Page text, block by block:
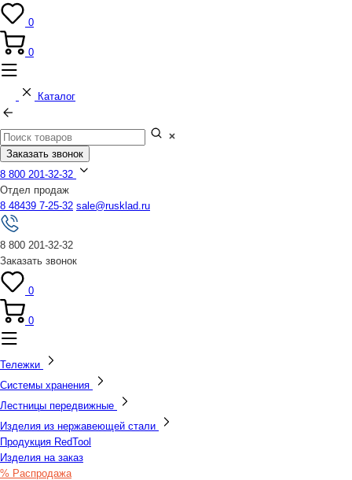
0
0
Каталог
Заказать звонок
8 800 201-32-32
Отдел продаж
8 48439 7-25-32 sale@rusklad.ru
8 800 201-32-32
Заказать звонок
0
0
Тележки
Системы хранения
Лестницы передвижные
Изделия из нержавеющей стали
Продукция RedTool
Изделия на заказ
% Распродажа